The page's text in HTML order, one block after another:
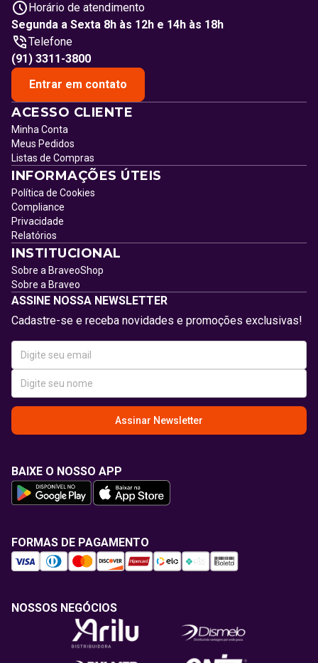
Horário de atendimento
Segunda a Sexta 8h às 12h e 14h às 18h
Telefone
(91) 3311-3800
Entrar em contato
ACESSO CLIENTE
Minha Conta
Meus Pedidos
Listas de Compras
INFORMAÇÕES ÚTEIS
Política de Cookies
Compliance
Privacidade
Relatórios
INSTITUCIONAL
Sobre a BraveoShop
Sobre a Braveo
ASSINE NOSSA NEWSLETTER
Cadastre-se e receba novidades e promoções exclusivas!
Assinar Newsletter
BAIXE O NOSSO APP
FORMAS DE PAGAMENTO
NOSSOS NEGÓCIOS